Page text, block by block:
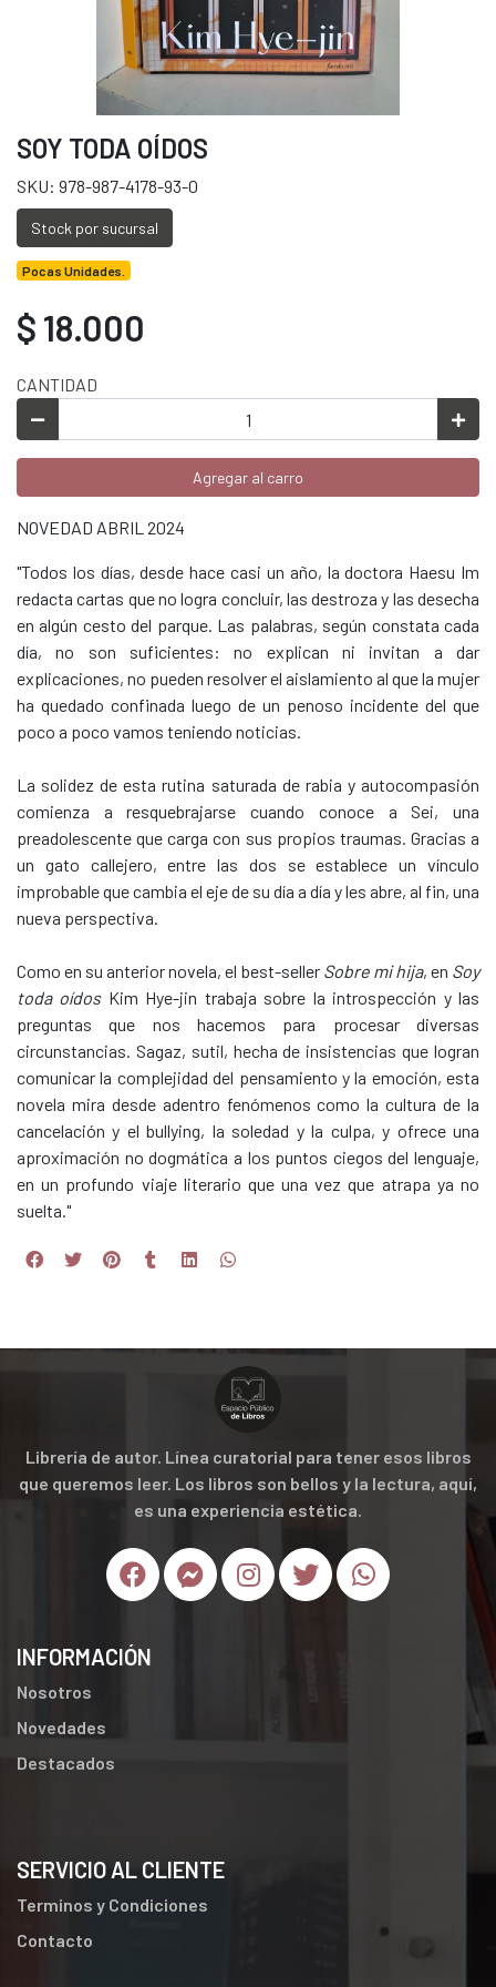
SOY TODA OÍDOS
SKU: 978-987-4178-93-0
Stock por sucursal
Pocas Unidades.
$ 18.000
CANTIDAD
Agregar al carro
NOVEDAD ABRIL 2024
"Todos los días, desde hace casi un año, la doctora Haesu Im
redacta cartas que no logra concluir, las destroza y las desecha
en algún cesto del parque. Las palabras, según constata cada
día, no son suficientes: no explican ni invitan a dar
explicaciones, no pueden resolver el aislamiento al que la mujer
ha quedado confinada luego de un penoso incidente del que
poco a poco vamos teniendo noticias.
La solidez de esta rutina saturada de rabia y autocompasión
comienza a resquebrajarse cuando conoce a Sei, una
preadolescente que carga con sus propios traumas. Gracias a
un gato callejero, entre las dos se establece un vínculo
improbable que cambia el eje de su día a día y les abre, al fin, una
nueva perspectiva.
Como en su anterior novela, el best-seller Sobre mi hija, en Soy
toda oídosKim Hye-jin trabaja sobre la introspección y las
preguntas que nos hacemos para procesar diversas
circunstancias. Sagaz, sutil, hecha de insistencias que logran
comunicar la complejidad del pensamiento y la emoción, esta
novela mira desde adentro fenómenos como la cultura de la
cancelación y el bullying, la soledad y la culpa, y ofrece una
aproximación no dogmática a los puntos ciegos del lenguaje,
en un profundo viaje literario que una vez que atrapa ya no
suelta."
Librería de autor. Línea curatorial para tener esos libros
que queremos leer. Los libros son bellos y la lectura, aquí,
es una experiencia estética.
INFORMACIÓN
Nosotros
Novedades
Destacados
SERVICIO AL CLIENTE
Terminos y Condiciones
Contacto